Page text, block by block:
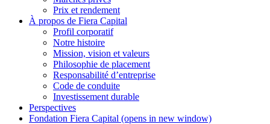
Prix et rendement
À propos de Fiera Capital
Profil corporatif
Notre histoire
Mission, vision et valeurs
Philosophie de placement
Responsabilité d’entreprise
Code de conduite
Investissement durable
Perspectives
Fondation Fiera Capital (opens in new window)